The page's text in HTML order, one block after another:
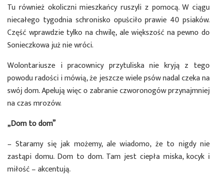
Tu również okoliczni mieszkańcy ruszyli z pomocą. W ciągu
niecałego tygodnia schronisko opuściło prawie 40 psiaków.
Część wprawdzie tylko na chwilę, ale większość na pewno do
Sonieczkowa już nie wróci.
Wolontariusze i pracownicy przytuliska nie kryją z tego
powodu radości i mówią, że jeszcze wiele psów nadal czeka na
swój dom. Apelują więc o zabranie czworonogów przynajmniej
na czas mrozów.
„Dom to dom”
– Staramy się jak możemy, ale wiadomo, że to nigdy nie
zastąpi domu. Dom to dom. Tam jest ciepła miska, kocyk i
miłość – akcentują.